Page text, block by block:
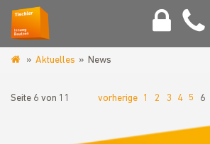
Aktuelles News
Seite 6 von 11 vorherige 1 2 3 4 5 6